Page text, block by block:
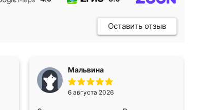
Оставить отзыв
Мальвина
6 августа 2026